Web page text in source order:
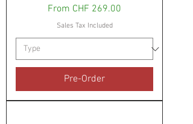
From CHF 269.00
Sale Price
Sales Tax Included
Pre-Order